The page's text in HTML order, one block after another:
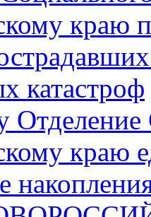
краю
катастроф
краю